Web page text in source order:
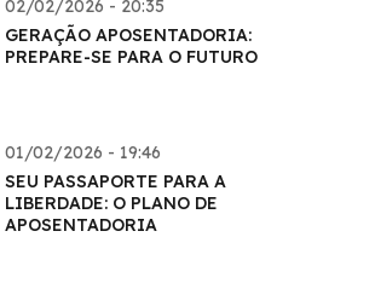
02/02/2026 - 20:35
GERAÇÃO APOSENTADORIA:
PREPARE-SE PARA O FUTURO
01/02/2026 - 19:46
SEU PASSAPORTE PARA A
LIBERDADE: O PLANO DE
APOSENTADORIA